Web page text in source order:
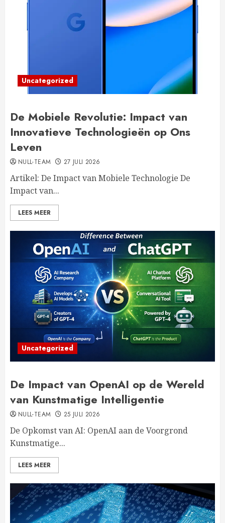
Uncategorized
De Mobiele Revolutie: Impact van
Innovatieve Technologieën op Ons
Leven
NULL-TEAM 27 JULI 2026
Artikel: De Impact van Mobiele Technologie De
Impact van...
LEES MEER
Uncategorized
De Impact van OpenAI op de Wereld
van Kunstmatige Intelligentie
NULL-TEAM 25 JULI 2026
De Opkomst van AI: OpenAI aan de Voorgrond
Kunstmatige...
LEES MEER